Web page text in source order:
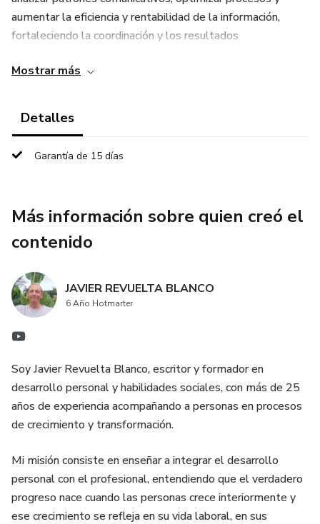
aumentar la eficiencia y rentabilidad de la información,
fortaleciendo la coordinación y los resultados
deterioro; 2. Razón e intuición: el pensamiento unificado; 3.
comunicación; 5. La rentabilidad comunicativa; 5.1. La
La fórmula de la rentabilidad comunicativa; 6. Resumen de
enseñanzas; 7. Glosario; Bibliografía
Mostrar más
Detalles
Garantía de 15 días
Más información sobre quien creó el
contenido
JAVIER REVUELTA BLANCO
6 Año Hotmarter
Soy Javier Revuelta Blanco, escritor y formador en
desarrollo personal y habilidades sociales, con más de 25
años de experiencia acompañando a personas en procesos
de crecimiento y transformación.
Mi misión consiste en enseñar a integrar el desarrollo
personal con el profesional, entendiendo que el verdadero
progreso nace cuando las personas crece interiormente y
ese crecimiento se refleja en su vida laboral, en sus